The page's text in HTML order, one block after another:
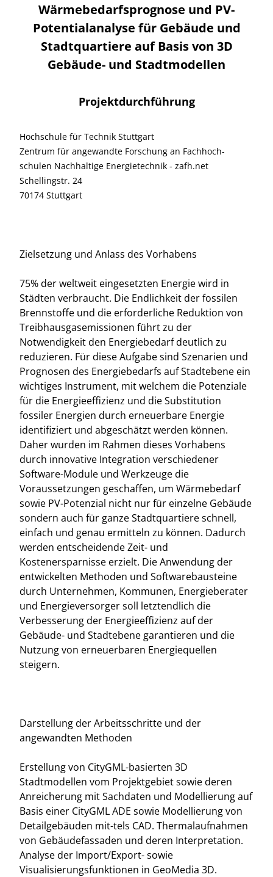
Wärmebedarfsprognose und PV-
Potentialanalyse für Gebäude und
Stadtquartiere auf Basis von 3D
Gebäude- und Stadtmodellen
Projektdurchführung
Hochschule für Technik Stuttgart
Zentrum für angewandte Forschung an Fachhoch-
schulen Nachhaltige Energietechnik - zafh.net
Schellingstr. 24
70174 Stuttgart
Zielsetzung und Anlass des Vorhabens
75% der weltweit eingesetzten Energie wird in
Städten verbraucht. Die Endlichkeit der fossilen
Brennstoffe und die erforderliche Reduktion von
Treibhausgasemissionen führt zu der
Notwendigkeit den Energiebedarf deutlich zu
reduzieren. Für diese Aufgabe sind Szenarien und
Prognosen des Energiebedarfs auf Stadtebene ein
wichtiges Instrument, mit welchem die Potenziale
für die Energieeffizienz und die Substitution
fossiler Energien durch erneuerbare Energie
identifiziert und abgeschätzt werden können.
Daher wurden im Rahmen dieses Vorhabens
durch innovative Integration verschiedener
Software-Module und Werkzeuge die
Voraussetzungen geschaffen, um Wärmebedarf
sowie PV-Potenzial nicht nur für einzelne Gebäude
sondern auch für ganze Stadtquartiere schnell,
einfach und genau ermitteln zu können. Dadurch
werden entscheidende Zeit- und
Kostenersparnisse erzielt. Die Anwendung der
entwickelten Methoden und Softwarebausteine
durch Unternehmen, Kommunen, Energieberater
und Energieversorger soll letztendlich die
Verbesserung der Energieeffizienz auf der
Gebäude- und Stadtebene garantieren und die
Nutzung von erneuerbaren Energiequellen
steigern.
Darstellung der Arbeitsschritte und der
angewandten Methoden
Erstellung von CityGML-basierten 3D
Stadtmodellen vom Projektgebiet sowie deren
Anreicherung mit Sachdaten und Modellierung auf
Basis einer CityGML ADE sowie Modellierung von
Detailgebäuden mit-tels CAD. Thermalaufnahmen
von Gebäudefassaden und deren Interpretation.
Analyse der Import/Export- sowie
Visualisierungsfunktionen in GeoMedia 3D.